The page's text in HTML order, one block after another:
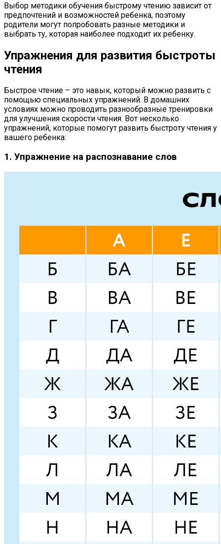
Выбор методики обучения быстрому чтению зависит от
предпочтений и возможностей ребенка, поэтому
родители могут попробовать разные методики и
выбрать ту, которая наиболее подходит их ребенку.
Упражнения для развития быстроты
чтения
Быстрое чтение – это навык, который можно развить с
помощью специальных упражнений. В домашних
условиях можно проводить разнообразные тренировки
для улучшения скорости чтения. Вот несколько
упражнений, которые помогут развить быстроту чтения у
вашего ребенка:
1. Упражнение на распознавание слов